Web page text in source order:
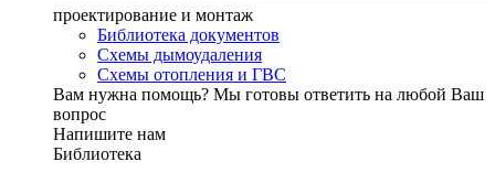
проектирование и монтаж
Библиотека документов
Схемы дымоудаления
Схемы отопления и ГВС
Вам нужна помощь? Мы готовы ответить на любой Ваш
вопрос
Напишите нам
Библиотека